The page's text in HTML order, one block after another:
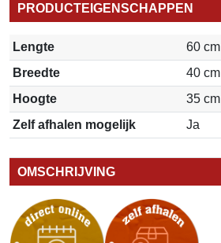
PRODUCTEIGENSCHAPPEN
Lengte
60 cm
Breedte
40 cm
Hoogte
35 cm
Zelf afhalen mogelijk
Ja
OMSCHRIJVING